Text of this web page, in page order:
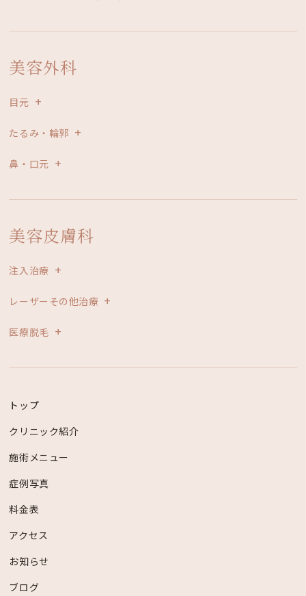
美容外科
目元
たるみ・輪郭
鼻・口元
美容皮膚科
注入治療
レーザーその他治療
医療脱毛
トップ
クリニック紹介
施術メニュー
症例写真
料金表
アクセス
お知らせ
ブログ